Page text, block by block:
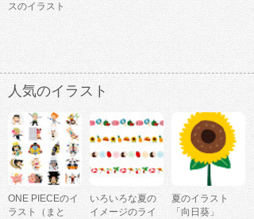
スのイラスト
人気のイラスト
ONE PIECEのイ
ラスト（まと
いろいろな夏の
イメージのライ
夏のイラスト
「向日葵」